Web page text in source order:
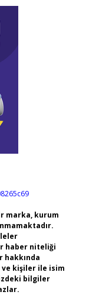
marka, kurum
haber niteliği
hakkında
ve kişiler ile isim
bilgiler